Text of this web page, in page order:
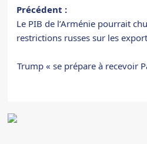
Navigation
d’article
Précédent :
Le PIB de l’Arménie pourrait
restrictions russes sur les
Trump « se prépare à recevoir